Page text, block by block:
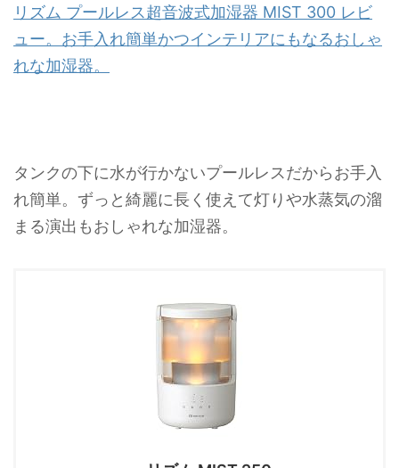
リズム プールレス超音波式加湿器 MIST 300 レビ
ュー。お手入れ簡単かつインテリアにもなるおしゃ
れな加湿器。
タンクの下に水が行かないプールレスだからお手入
れ簡単。ずっと綺麗に長く使えて灯りや水蒸気の溜
まる演出もおしゃれな加湿器。